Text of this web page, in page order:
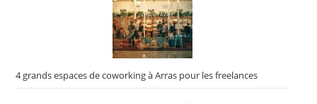
4 grands espaces de coworking à Arras pour les freelances